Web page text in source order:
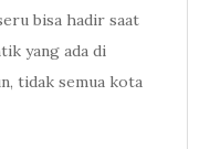
bisa hadir saat
yang ada di
tidak semua kota